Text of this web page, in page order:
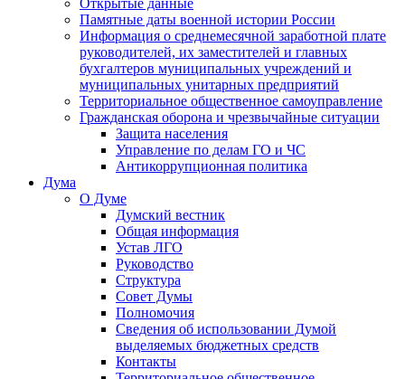
Открытые данные
Памятные даты военной истории России
Информация о среднемесячной заработной плате
руководителей, их заместителей и главных
бухгалтеров муниципальных учреждений и
муниципальных унитарных предприятий
Территориальное общественное самоуправление
Гражданская оборона и чрезвычайные ситуации
Защита населения
Управление по делам ГО и ЧС
Антикоррупционная политика
Дума
О Думе
Думский вестник
Общая информация
Устав ЛГО
Руководство
Структура
Совет Думы
Полномочия
Сведения об использовании Думой
выделяемых бюджетных средств
Контакты